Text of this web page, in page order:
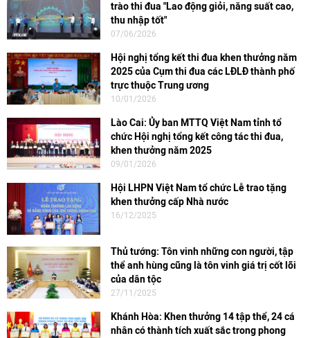
trào thi đua "Lao động giỏi, năng suất cao,
thu nhập tốt"
07/06/2026
Hội nghị tổng kết thi đua khen thưởng năm
2025 của Cụm thi đua các LĐLĐ thành phố
trực thuộc Trung ương
10/01/2026
Lào Cai: Ủy ban MTTQ Việt Nam tỉnh tổ
chức Hội nghị tổng kết công tác thi đua,
khen thưởng năm 2025
09/01/2026
Hội LHPN Việt Nam tổ chức Lễ trao tặng
khen thưởng cấp Nhà nước
16/12/2025
Thủ tướng: Tôn vinh những con người, tập
thể anh hùng cũng là tôn vinh giá trị cốt lõi
của dân tộc
27/11/2025
Khánh Hòa: Khen thưởng 14 tập thể, 24 cá
nhân có thành tích xuất sắc trong phong